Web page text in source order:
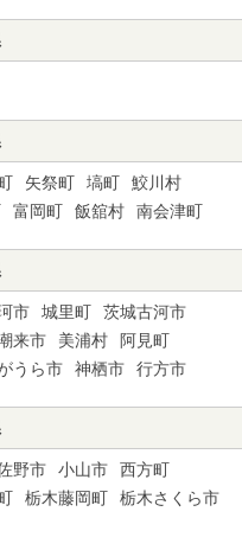
矢祭町 塙町
鮫川村
富岡町 飯舘村 南会津町
市 城里町
茨城古河市
来市 美浦村
阿見町
うら市 神栖市 行方市
野市 小山市
西方町
栃木藤岡町
栃木さくら市